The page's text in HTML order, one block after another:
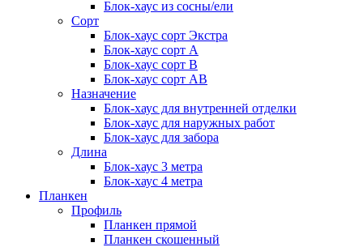
Блок-хаус из сосны/ели
Сорт
Блок-хаус сорт Экстра
Блок-хаус сорт А
Блок-хаус сорт B
Блок-хаус сорт АВ
Назначение
Блок-хаус для внутренней отделки
Блок-хаус для наружных работ
Блок-хаус для забора
Длина
Блок-хаус 3 метра
Блок-хаус 4 метра
Планкен
Профиль
Планкен прямой
Планкен скошенный